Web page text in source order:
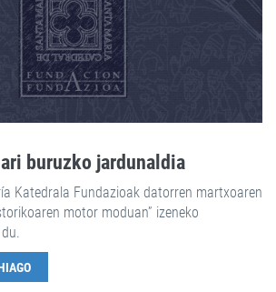
buruzko jardunaldia
Katedrala Fundazioak datorren martxoaren
motor moduan” izeneko